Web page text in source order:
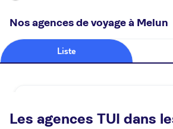
Nos agences de voyage à Melun
Liste
Carte
Fermé.Ouvre le 25 août à 09:00
Les agences TUI dans